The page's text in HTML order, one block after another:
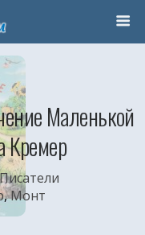
Маленькой
Кремер
,Монт